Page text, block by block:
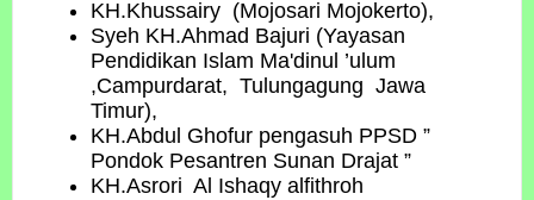
KH.Khussairy (Mojosari Mojokerto),
Syeh KH.Ahmad Bajuri (Yayasan
Pendidikan Islam Ma'dinul ’ulum
,Campurdarat, Tulungagung Jawa
Timur),
KH.Abdul Ghofur pengasuh PPSD ”
Pondok Pesantren Sunan Drajat ”
KH.Asrori Al Ishaqy alfithroh